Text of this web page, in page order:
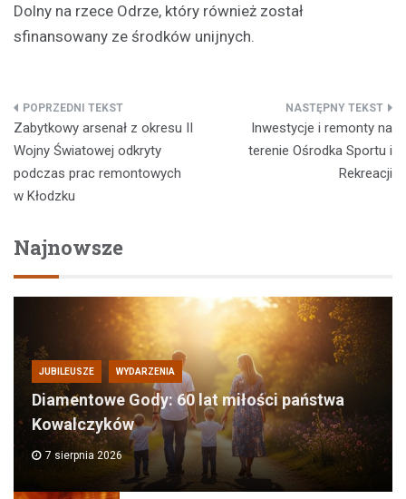
Dolny na rzece Odrze, który również został
sfinansowany ze środków unijnych.
Nawigacja
wpisu
Zabytkowy arsenał z okresu II
Wojny Światowej odkryty
podczas prac remontowych
w Kłodzku
Inwestycje i remonty na
terenie Ośrodka Sportu i
Rekreacji
Najnowsze
JUBILEUSZE WYDARZENIA
Diamentowe Gody: 60 lat miłości państwa
Kowalczyków
7 sierpnia 2026